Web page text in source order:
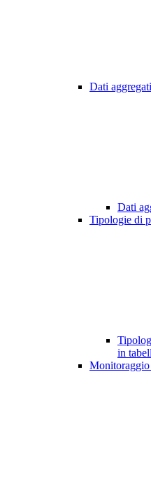
Dati
Dati
Tipologie di
in